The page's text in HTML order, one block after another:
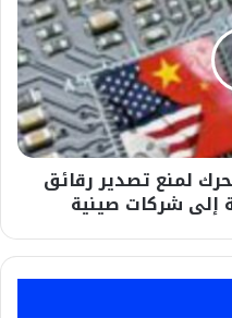
لمنع تصدير رقائق
إلى شركات صينية